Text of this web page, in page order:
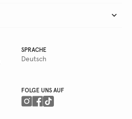
SPRACHE
Deutsch
FOLGE UNS AUF